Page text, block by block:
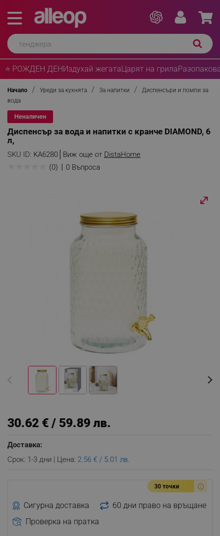
⭐ РОЖДЕН ДЕНИздухай жегатаЦарят на грила
Начало Уреди за кухнята За напитки
Диспенсъри и помпи за
вода
Неналичен
Диспенсър за вода и напитки с кранче DIAMOND, 6
л,
SKU ID: KA6280 Виж още от DistaHome
(0) 0 Въпроса
30.62 € / 59.89 лв.
Доставка:
Срок: 1-3 дни | Цена: 2.56 € / 5.01 лв.
30 точки
Сигурна доставка
60 дни право на връщане
Проверка на пратка